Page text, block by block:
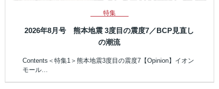
特集
2026年8月号 熊本地震 3度目の震度7／BCP見直し
の潮流
Contents＜特集1＞熊本地震3度目の震度7【Opinion】イオン
モール…